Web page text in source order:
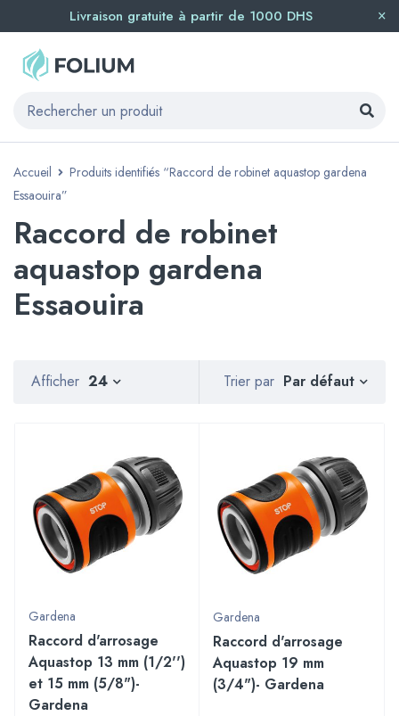
Livraison gratuite à partir de 1000 DHS
Accueil
Produits identifiés “Raccord de robinet aquastop gardena
Essaouira”
Raccord de robinet
aquastop gardena
Essaouira
Trier par Par défaut
Afficher 24
Gardena
Raccord d'arrosage
Aquastop 13 mm (1/2'')
et 15 mm (5/8")-
Gardena
Gardena
Raccord d'arrosage
Aquastop 19 mm
(3/4")- Gardena